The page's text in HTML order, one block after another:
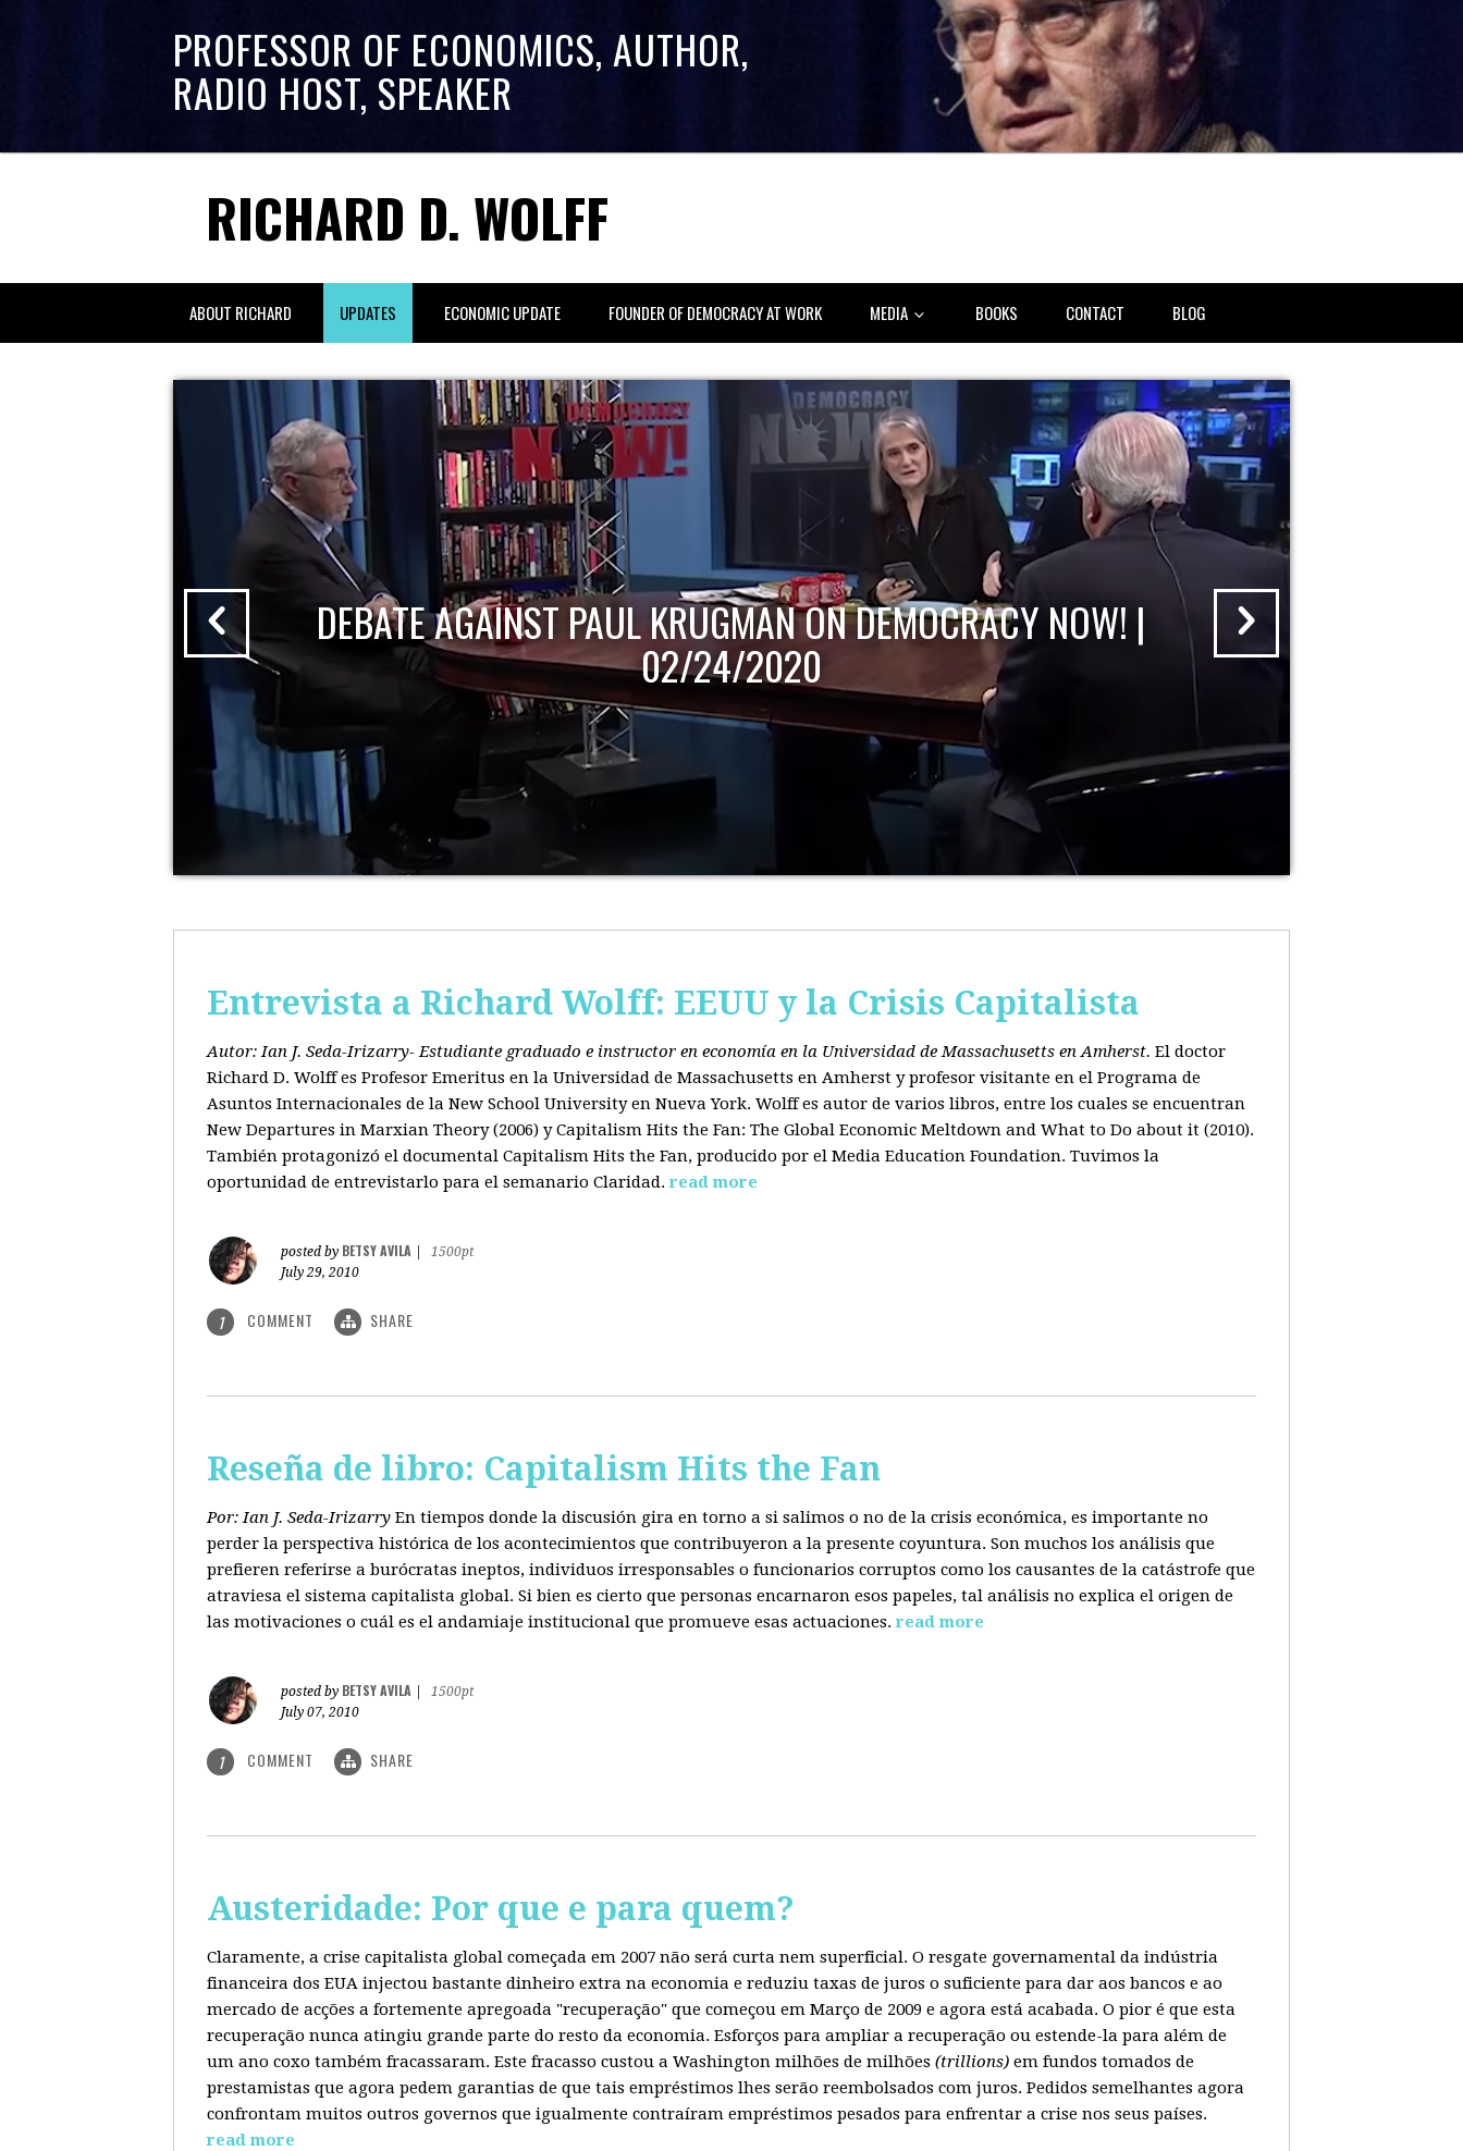
PROFESSOR OF ECONOMICS, AUTHOR,
RADIO HOST, SPEAKER
RICHARD D. WOLFF
ABOUT RICHARD UPDATES ECONOMIC UPDATE FOUNDER OF DEMOCRACY AT WORK MEDIA BOOKS CONTACT BLOG
DEBATE AGAINST PAUL KRUGMAN ON DEMOCRACY NOW! |
02/24/2020
Entrevista a Richard Wolff: EEUU y la Crisis Capitalista
Autor: Ian J. Seda-Irizarry- Estudiante graduado e instructor en economía en la Universidad de Massachusetts en Amherst. El doctor
Richard D. Wolff es Profesor Emeritus en la Universidad de Massachusetts en Amherst y profesor visitante en el Programa de
Asuntos Internacionales de la New School University en Nueva York. Wolff es autor de varios libros, entre los cuales se encuentran
New Departures in Marxian Theory (2006) y Capitalism Hits the Fan: The Global Economic Meltdown and What to Do about it (2010).
También protagonizó el documental Capitalism Hits the Fan, producido por el Media Education Foundation. Tuvimos la
oportunidad de entrevistarlo para el semanario Claridad. read more
posted by BETSY AVILA
1500pt
July 29, 2010
1 COMMENT SHARE
Reseña de libro: Capitalism Hits the Fan
Por: Ian J. Seda-Irizarry En tiempos donde la discusión gira en torno a si salimos o no de la crisis económica, es importante no
perder la perspectiva histórica de los acontecimientos que contribuyeron a la presente coyuntura. Son muchos los análisis que
prefieren referirse a burócratas ineptos, individuos irresponsables o funcionarios corruptos como los causantes de la catástrofe que
atraviesa el sistema capitalista global. Si bien es cierto que personas encarnaron esos papeles, tal análisis no explica el origen de
las motivaciones o cuál es el andamiaje institucional que promueve esas actuaciones. read more
posted by BETSY AVILA
1500pt
July 07, 2010
1 COMMENT SHARE
Austeridade: Por que e para quem?
Claramente, a crise capitalista global começada em 2007 não será curta nem superficial. O resgate governamental da indústria
financeira dos EUA injectou bastante dinheiro extra na economia e reduziu taxas de juros o suficiente para dar aos bancos e ao
mercado de acções a fortemente apregoada "recuperação" que começou em Março de 2009 e agora está acabada. O pior é que esta
recuperação nunca atingiu grande parte do resto da economia. Esforços para ampliar a recuperação ou estende-la para além de
um ano coxo também fracassaram. Este fracasso custou a Washington milhões de milhões (trillions) em fundos tomados de
prestamistas que agora pedem garantias de que tais empréstimos lhes serão reembolsados com juros. Pedidos semelhantes agora
confrontam muitos outros governos que igualmente contraíram empréstimos pesados para enfrentar a crise nos seus países.
read more